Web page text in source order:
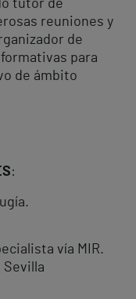
tutor de
reuniones y
de
para
de ámbito
:
vía MIR.
Sevilla